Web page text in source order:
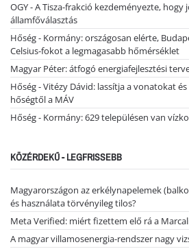
OGY - A Tisza-frakció kezdeményezte,
államfőválasztás
Hőség - Kormány: országosan elérte,
Celsius-fokot a legmagasabb hőmérséklet
Magyar Péter: átfogó energiafejlesztési
Hőség - Vitézy Dávid: lassítja a vonatokat
hőségtől a MÁV
Hőség - Kormány: 629 településen van
KÖZÉRDEKŰ - LEGFRISSEBB
Magyarországon az erkélynapelemek
és használata törvényileg tilos?
Meta Verified: miért fizettem elő rá a
A magyar villamosenergia-rendszer nagy